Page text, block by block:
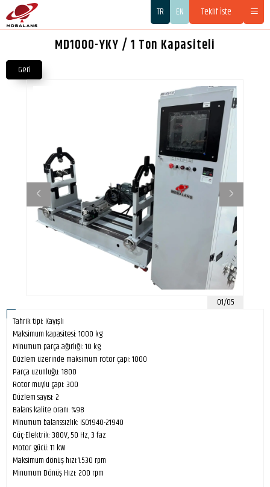
TR EN Teklif İste
MD1000-YKY / 1 Ton Kapasiteli
Geri
01/05
Tahrik tipi: Kayışlı
Maksimum kapasitesi: 1000 kg
Minumum parça ağırlığı: 10 kg
Düzlem üzerinde maksimum rotor çapı: 1000
Parça uzunluğu: 1800
Rotor muylu çapı: 300
Düzlem sayısı: 2
Balans kalite oranı: %98
Minumum balanssızlık: ISO1940-21940
Güç-Elektrik: 380V, 50 Hz, 3 faz
Motor gücü: 11 kW
Maksimum dönüş hızı:1.530 rpm
Minumum Dönüş Hızı: 200 rpm